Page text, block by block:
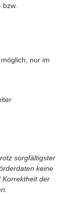
nur im
sorgfältigster
keine
Korrektheit der